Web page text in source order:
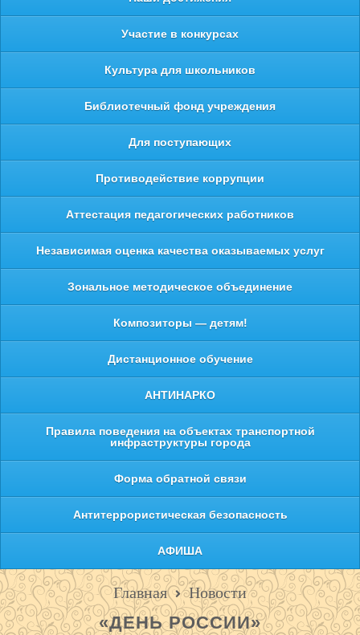
Участие в конкурсах
Культура для школьников
Библиотечный фонд учреждения
Для поступающих
Противодействие коррупции
Аттестация педагогических работников
Независимая оценка качества оказываемых услуг
Зональное методическое объединение
Композиторы — детям!
Дистанционное обучение
АНТИНАРКО
Правила поведения на объектах транспортной
инфраструктуры города
Форма обратной связи
Антитеррористическая безопасность
АФИША
Главная Новости
«ДЕНЬ РОССИИ»